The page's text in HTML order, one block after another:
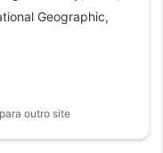
Geographic,
outro site